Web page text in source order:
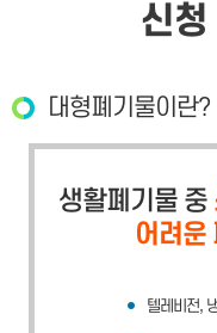
신청
대형폐기물이란?
생활폐기물 중
어려운
텔레비전,